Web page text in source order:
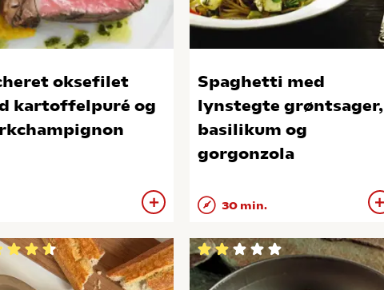
oksefilet
kartoffelpuré og
Spaghetti med
lynstegte grøntsager,
basilikum og
gorgonzola
30 min.